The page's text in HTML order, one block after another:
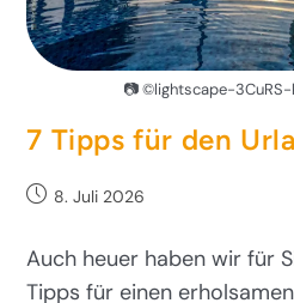
📷 ©lightscape-
7 Tipps für den
8. Juli 2026
Auch heuer haben wir für
Tipps für einen